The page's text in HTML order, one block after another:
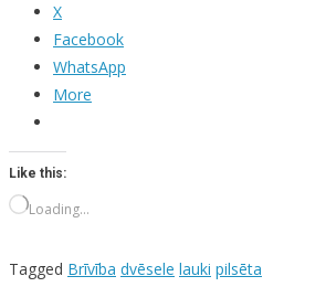
X
Facebook
WhatsApp
More
Like this:
Loading…
Tagged Brīvība dvēsele lauki pilsēta